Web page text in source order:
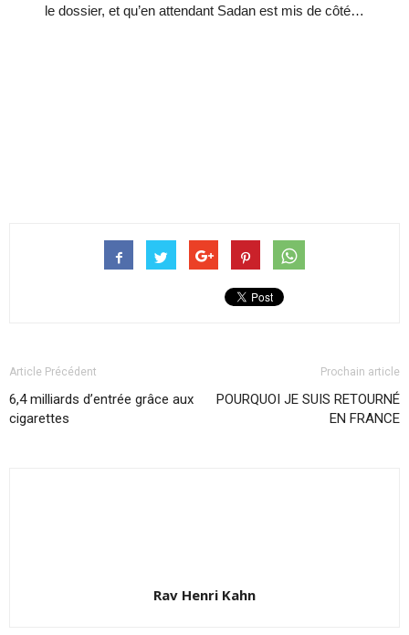
le dossier, et qu’en attendant Sadan est mis de côté…
Article Précédent
6,4 milliards d’entrée grâce aux
cigarettes
Prochain article
POURQUOI JE SUIS RETOURNÉ
EN FRANCE
Rav Henri Kahn